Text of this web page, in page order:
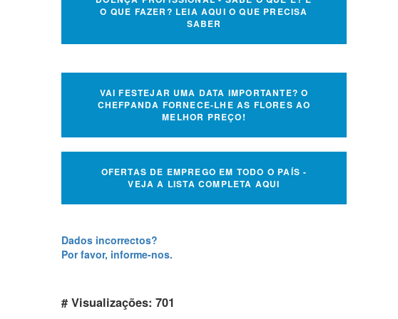
O QUE FAZER? LEIA AQUI O QUE PRECISA
SABER
VAI FESTEJAR UMA DATA IMPORTANTE? O
CHEFPANDA FORNECE-LHE AS FLORES AO
MELHOR PREÇO!
OFERTAS DE EMPREGO EM TODO O PAÍS -
VEJA A LISTA COMPLETA AQUI
Dados incorrectos?
Por favor, informe-nos.
# Visualizações: 701